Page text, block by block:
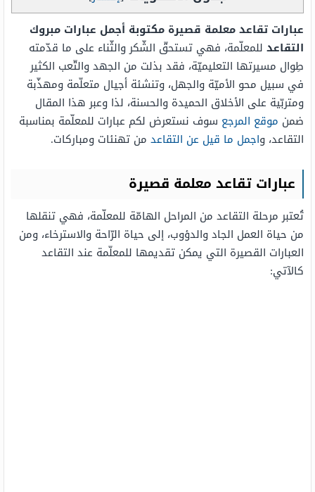
عبارات تقاعد معلمة قصيرة مكتوبة أجمل عبارات مبروك
التقاعد للمعلّمة، فهي تستحقّ الشّكر والثّناء على ما قدّمته
طِوال مسيرتها التعليميّة، فقد بذلت من الجهد والتّعب الكثير
في سبيل محو الأميّة والجهل، وتنشئة أجيال متعلّمة ومهذّبة
ومتربّية على الأخلاق الحميدة والحسنة، لذا وعبر هذا المقال
ضمن موقع المرجع سوف نستعرض لكم عبارات للمعلّمة بمناسبة
التقاعد، واجمل ما قيل عن التقاعد من تهنئات ومباركات.
عبارات تقاعد معلمة قصيرة
تُعتبر مرحلة التقاعد من المراحل الهامّة للمعلّمة، فهي تنقلها
من حياة العمل الجاد والدؤوب، إلى حياة الرّاحة والاسترخاء، ومن
العبارات القصيرة التي يمكن تقديمها للمعلّمة عند التقاعد
كالآتي: